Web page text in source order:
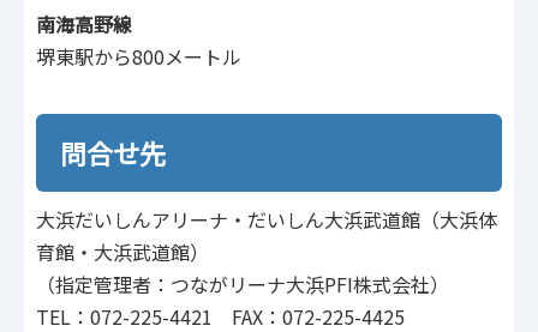
南海高野線
堺東駅から800メートル
問合せ先
大浜だいしんアリーナ・だいしん大浜武道館（大浜体
育館・大浜武道館）
（指定管理者：つながリーナ大浜PFI株式会社）
TEL：072-225-4421 FAX：072-225-4425